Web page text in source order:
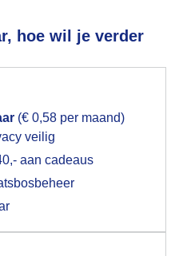
hoe wil je verder
(€ 0,58 per maand)
veilig
aan cadeaus
gebruiken voor het
op hebt gegeven,
uit je browser waarin
de popup